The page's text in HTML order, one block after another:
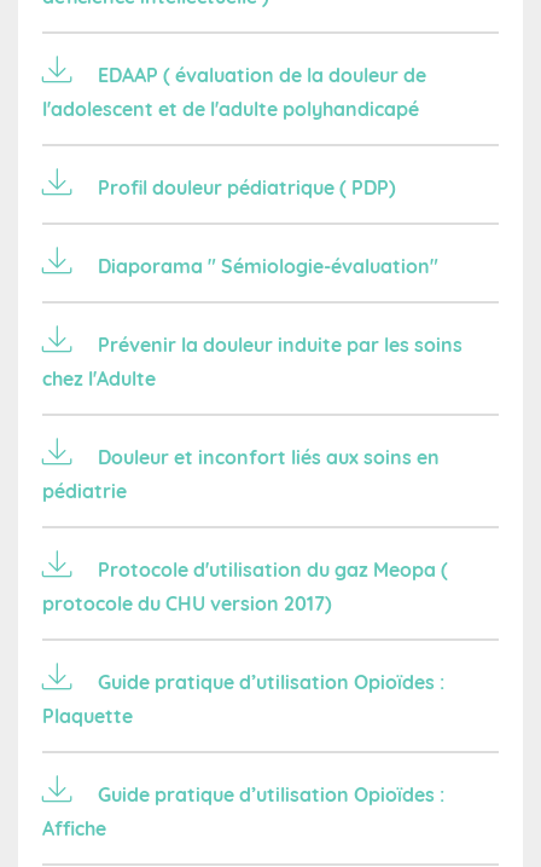
EDAAP ( évaluation de la douleur de
l'adolescent et de l'adulte polyhandicapé
Profil douleur pédiatrique ( PDP)
Diaporama " Sémiologie-évaluation"
Prévenir la douleur induite par les soins
chez l'Adulte
Douleur et inconfort liés aux soins en
pédiatrie
Protocole d'utilisation du gaz Meopa (
protocole du CHU version 2017)
Guide pratique d’utilisation Opioïdes :
Plaquette
Guide pratique d’utilisation Opioïdes :
Affiche